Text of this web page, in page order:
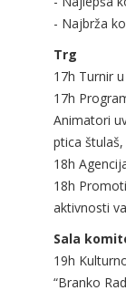
- Najbrža
Trg
17h Turnir
17h
Animatori
ptica
18h
18h
aktivnosti
Sala
19h
“Branko